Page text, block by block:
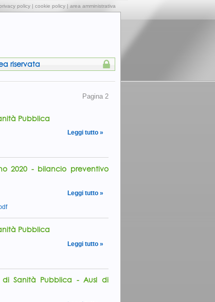
policy | cookie policy | area amministrativa
riservata
Pagina 2
Pubblica
Leggi tutto »
2020 - bilancio preventivo
Leggi tutto »
Pubblica
Leggi tutto »
di Sanità Pubblica - Ausl di